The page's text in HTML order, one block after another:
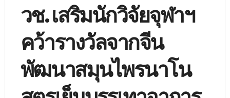
วช. เสริมนักวิจัยจุฬาฯ
คว้ารางวัลจากจีน
พัฒนาสมุนไพรนาโน